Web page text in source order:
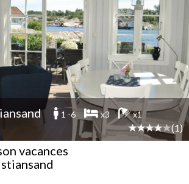
1 -6 x3 x1
(1)
vacances